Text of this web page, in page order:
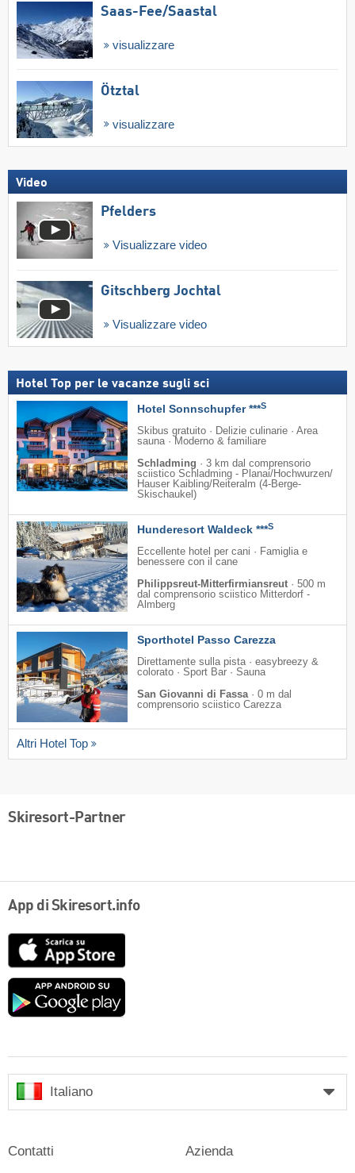
Saas-Fee/​Saastal
visualizzare
Ötztal
visualizzare
Video
Pfelders
Visualizzare video
Gitschberg Jochtal
Visualizzare video
Hotel Top per le vacanze sugli sci
Hotel Sonnschupfer ***S
Skibus gratuito · Delizie culinarie · Area
sauna · Moderno & familiare
Schladming · 3 km dal comprensorio
sciistico Schladming - Planai/​Hochwurzen/​
Hauser Kaibling/​Reiteralm (4-Berge-
Skischaukel)
Hunderesort Waldeck ***S
Eccellente hotel per cani · Famiglia e
benessere con il cane
Philippsreut-Mitterfirmiansreut · 500 m
dal comprensorio sciistico Mitterdorf -
Almberg
Sporthotel Passo Carezza
Direttamente sulla pista · easybreezy &
colorato · Sport Bar · Sauna
San Giovanni di Fassa · 0 m dal
comprensorio sciistico Carezza
Altri Hotel Top
Skiresort-Partner
App di Skiresort.info
Google
Italiano
Contatti Azienda